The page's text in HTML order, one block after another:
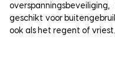
geschikt voor
ook als het regent of vriest.